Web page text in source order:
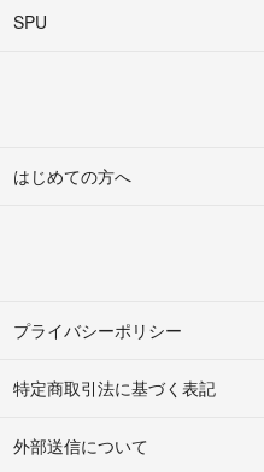
SPU
はじめての方へ
プライバシーポリシー
特定商取引法に基づく表記
外部送信について